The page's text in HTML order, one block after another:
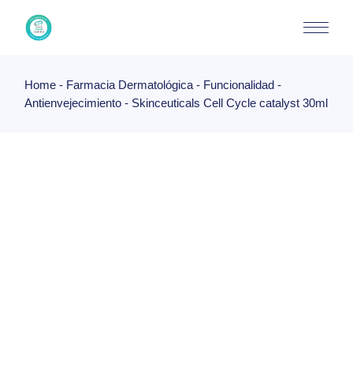
content
Home Farmacia Dermatológica
Funcionalidad
Antienvejecimiento
Skinceuticals Cell Cycle catalyst 30ml